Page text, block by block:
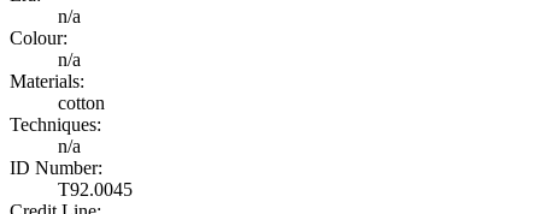
n/a
Colour:
n/a
Materials:
cotton
Techniques:
n/a
ID Number:
T92.0045